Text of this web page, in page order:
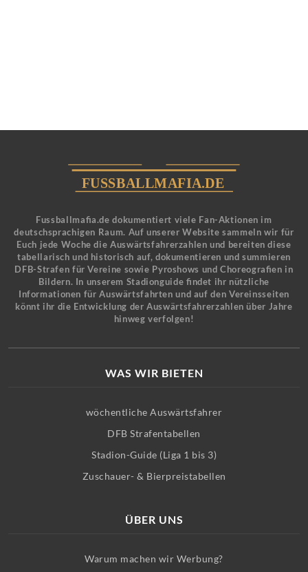
Fussballmafia.de dokumentiert viele Fan-Aktionen im
deutschsprachigen Raum. Auf unserer Website sammeln wir für
Euch jede Woche die Auswärtsfahrerzahlen und bereiten diese
tabellarisch und historisch auf, dokumentieren und summieren
DFB-Strafen für Vereine sowie Pyroshows und Choreografien in
Bildern. In unserem Stadionguide findet ihr nützliche
Informationen für Auswärtsfahrten und auf den Vereinsseiten
könnt ihr die Entwicklung der Auswärtsfahrerzahlen über Jahre
hinweg verfolgen!
WAS WIR BIETEN
wöchentliche Auswärtsfahrer
DFB Strafentabellen
Stadion-Guide (Liga 1 bis 3)
Zuschauer- & Bierpreistabellen
ÜBER UNS
Warum machen wir Werbung?